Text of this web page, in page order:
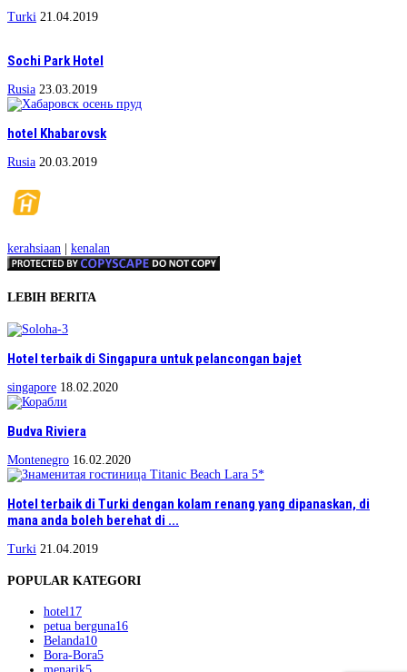
Turki 21.04.2019
Sochi Park Hotel
Rusia 23.03.2019
hotel Khabarovsk
Rusia 20.03.2019
kerahsiaan | kenalan
LEBIH BERITA
Hotel terbaik di Singapura untuk pelancongan bajet
singapore 18.02.2020
Budva Riviera
Montenegro 16.02.2020
Hotel terbaik di Turki dengan kolam renang yang dipanaskan, di
mana anda boleh berehat di ...
Turki 21.04.2019
POPULAR KATEGORI
hotel17
petua berguna16
Belanda10
Bora-Bora5